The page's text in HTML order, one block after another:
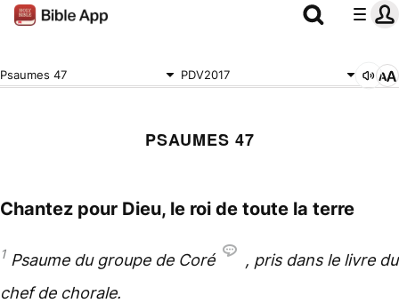
Psaumes 47 PDV2017
PSAUMES 47
Chantez pour Dieu, le roi de toute la terre
1 Psaume du groupe de Coré
, pris dans le livre du
chef de chorale.